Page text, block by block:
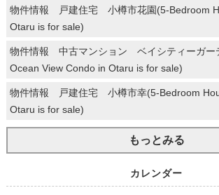
物件情報 戸建住宅 小樽市花園(5-Bedroom
Otaru is for sale)
物件情報 中古マンション ベイシティーガー
Ocean View Condo in Otaru is for sale)
物件情報 戸建住宅 小樽市幸(5-Bedroom
Otaru is for sale)
もっとみる
カレンダー